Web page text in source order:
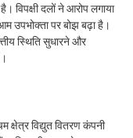
विपक्षी दलों ने आरोप लगाया
उपभोक्ता पर बोझ बढ़ा है।
स्थिति सुधारने और
क्षेत्र विद्युत वितरण कंपनी